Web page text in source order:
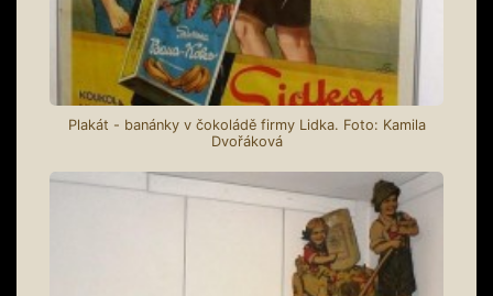
Plakát - banánky v čokoládě firmy Lidka. Foto: Kamila
Dvořáková